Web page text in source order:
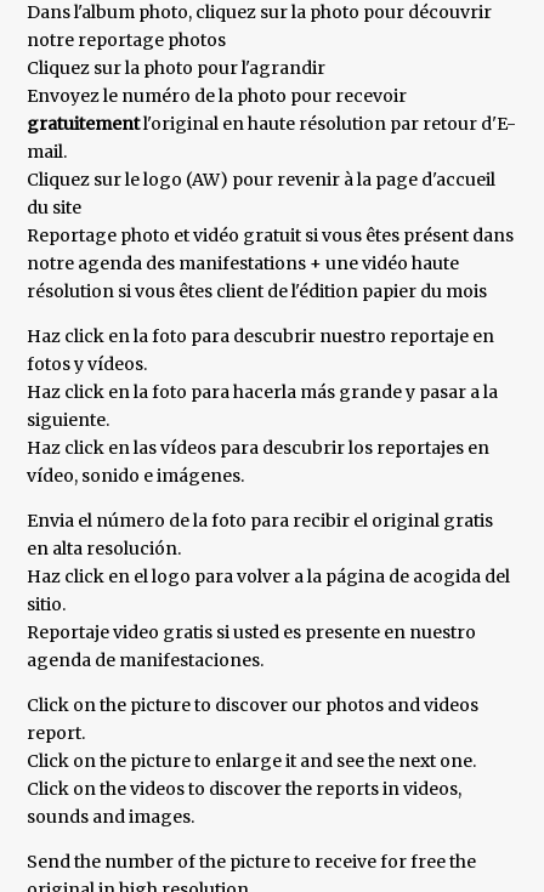
Dans l'album photo, cliquez sur la photo pour découvrir
notre reportage photos
Cliquez sur la photo pour l'agrandir
Envoyez le numéro de la photo pour recevoir
gratuitementl'original en haute résolution par retour d'E-
mail.
Cliquez sur le logo (AW) pour revenir à la page d'accueil
du site
Reportage photo et vidéo gratuit si vous êtes présent dans
notre agenda des manifestations + une vidéo haute
résolution si vous êtes client de l'édition papier du mois
Haz click en la foto para descubrir nuestro reportaje en
fotos y vídeos.
Haz click en la foto para hacerla más grande y pasar a la
siguiente.
Haz click en las vídeos para descubrir los reportajes en
vídeo, sonido e imágenes.
Envia el número de la foto para recibir el original gratis
en alta resolución.
Haz click en el logo para volver a la página de acogida del
sitio.
Reportaje video gratis si usted es presente en nuestro
agenda de manifestaciones.
Click on the picture to discover our photos and videos
report.
Click on the picture to enlarge it and see the next one.
Click on the videos to discover the reports in videos,
sounds and images.
Send the number of the picture to receive for free the